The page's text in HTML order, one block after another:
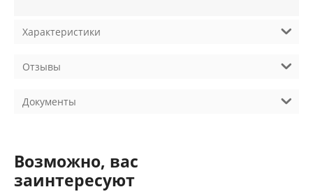
Характеристики
Отзывы
Документы
Возможно, вас
заинтересуют